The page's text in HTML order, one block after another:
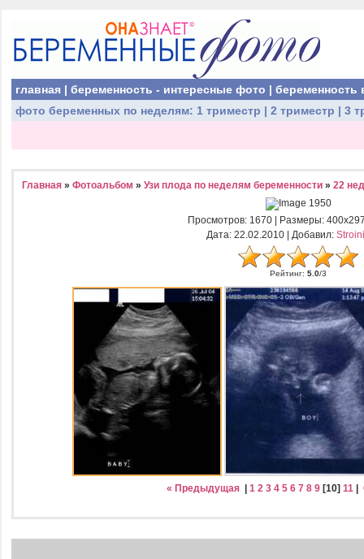
главная | беременность - интересные фото | беременность
фото беременных по неделям: 1 триместр | 2 триместр | 3
Главная » Фотоальбом » Узи плода по неделям беременности » 22
Просмотров: 1670 | Размеры:
Дата: 22.02.2010 | Добавил:
Рейтинг: 5.0/3
« Предыдущая 1 2 3 4 5 6 7 8 9 [10] 11